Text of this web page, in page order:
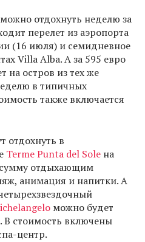
отдохнуть неделю за
перелет из аэропорта
(16 июля) и семидневное
Villa Alba. А за 595 евро
на остров из тех же
в типичных
также включается
отдохнуть в
Terme Punta del Sole на
сумму отдыхающим
анимация и напитки. А
можно будет
В стоимость включены
центр.